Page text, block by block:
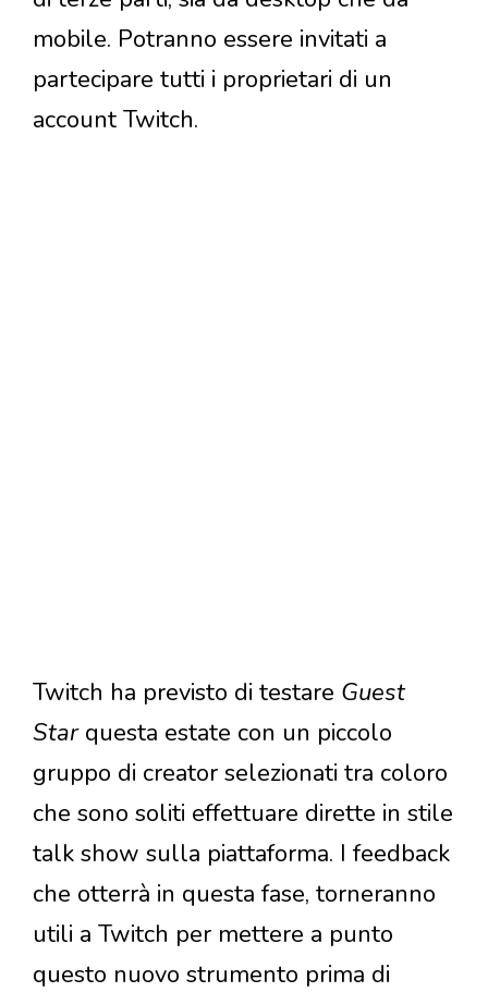
mobile. Potranno essere invitati a
partecipare tutti i proprietari di un
account Twitch.
Twitch ha previsto di testare Guest
Starquesta estate con un piccolo
gruppo di creator selezionati tra coloro
che sono soliti effettuare dirette in stile
talk show sulla piattaforma. I feedback
che otterrà in questa fase, torneranno
utili a Twitch per mettere a punto
questo nuovo strumento prima di